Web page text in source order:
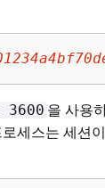
을 사용
세스는 세션